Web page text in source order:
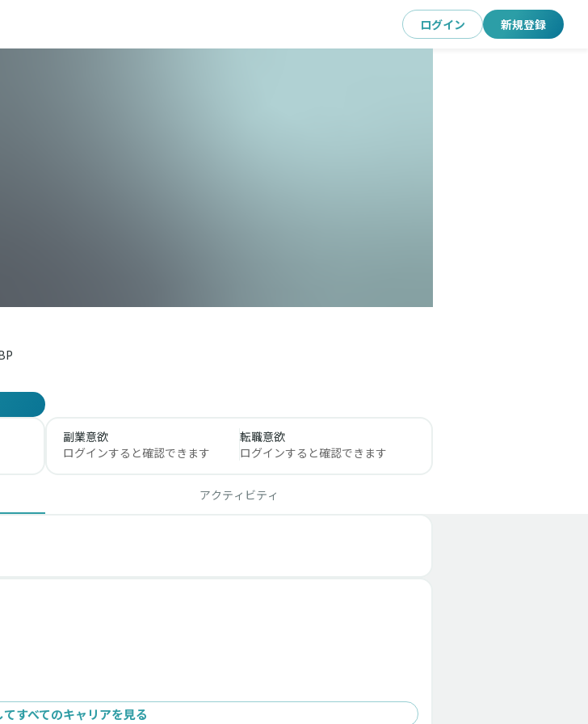
ログイン 新規登録
副業意欲
ログインすると確認できます
転職意欲
ログインすると確認できます
アクティビティ
てすべてのキャリアを見る